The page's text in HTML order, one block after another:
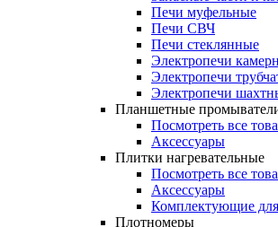
Печи муфельные
Печи СВЧ
Печи стеклянные
Электропечи
Электропечи
Электропечи
Планшетные
Посмотреть все
Аксессуары
Плитки нагревательные
Посмотреть все
Аксессуары
Комплектующие
Плотномеры